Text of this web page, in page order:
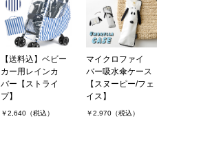
【送料込】ベビー
カー用レインカ
バー【ストライ
プ】
￥2,640（税込）
マイクロファイ
バー吸水傘ケース
【スヌーピー/フェ
イス】
￥2,970（税込）